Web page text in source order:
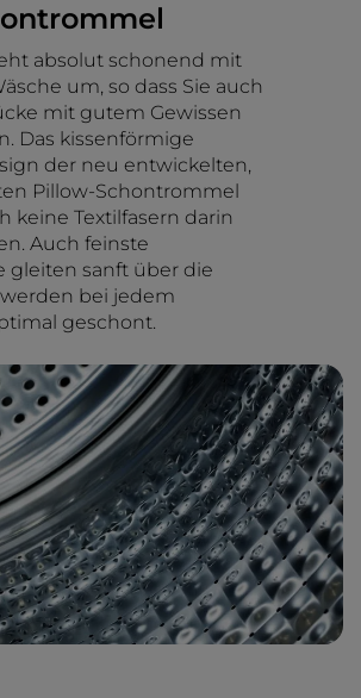
absolut schonend mit
um, so dass Sie auch
mit gutem Gewissen
Das kissenförmige
der neu entwickelten,
Pillow-Schontrommel
keine Textilfasern darin
Auch feinste
gleiten sanft über die
bei jedem
geschont.